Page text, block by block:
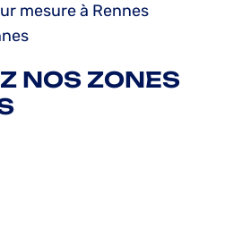
mesure à Rennes
NOS ZONES